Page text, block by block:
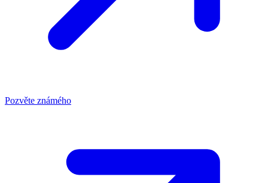
Pozvěte známého